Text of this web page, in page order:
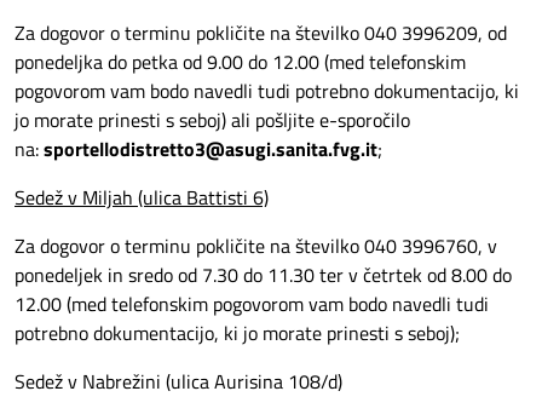
Za dogovor o terminu pokličite na številko 040 3996209, od
ponedeljka do petka od 9.00 do 12.00 (med telefonskim
pogovorom vam bodo navedli tudi potrebno dokumentacijo, ki
jo morate prinesti s seboj) ali pošljite e-sporočilo
na:sportellodistretto3@asugi.sanita.fvg.it;
Sedež v Miljah (ulica Battisti 6)
Za dogovor o terminu pokličite na številko 040 3996760, v
ponedeljek in sredo od 7.30 do 11.30 ter v četrtek od 8.00 do
12.00 (med telefonskim pogovorom vam bodo navedli tudi
potrebno dokumentacijo, ki jo morate prinesti s seboj);
Sedež v Nabrežini (ulica Aurisina 108/d)